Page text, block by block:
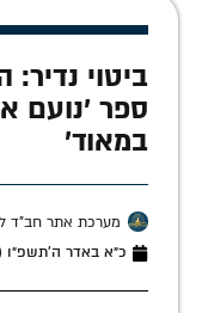
ביטוי
ספר 'נועם
במאוד'
מערכת אתר חב"ד
כ״א באדר ה׳תשפ״ו (מרץ